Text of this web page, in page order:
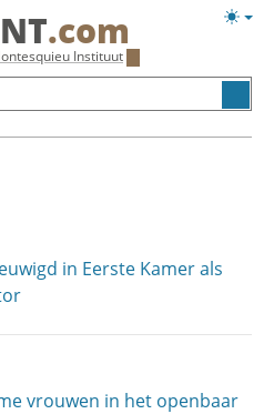
.com
Instituut
in Eerste Kamer als
vrouwen in het openbaar